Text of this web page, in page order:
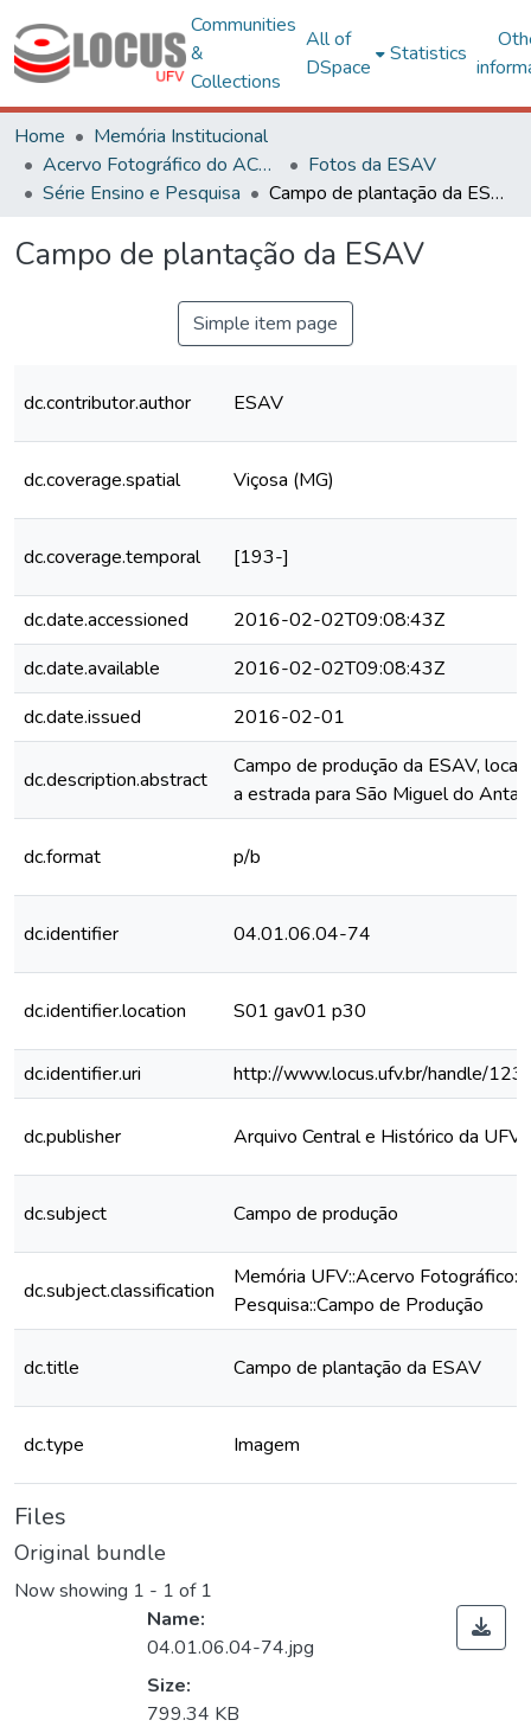
Communities
&
Collections
All of
DSpace
Statistics
Home
Memória Institucional
Acervo Fotográfico do ACH-UFV
Fotos da ESAV
Série Ensino e Pesquisa
Campo de plantação da ESAV
Campo de plantação da ESAV
Simple item page
dc.contributor.author ESAV
dc.coverage.spatial Viçosa (MG)
dc.coverage.temporal [193-]
dc.date.accessioned
2016-02-02T09:08:43Z
dc.date.available
2016-02-02T09:08:43Z
dc.date.issued
2016-02-01
dc.description.abstract
Campo de produção da ESAV,
a estrada para São Miguel do Anta.
dc.format p/b
dc.identifier 04.01.06.04-74
dc.identifier.location S01 gav01 p30
dc.identifier.uri http://www.locus.ufv.br/handle/
dc.publisher Arquivo Central e Histórico da UFV
dc.subject Campo de produção
dc.subject.classification
Memória UFV::Acervo
Pesquisa::Campo de Produção
dc.title Campo de plantação da ESAV
dc.type Imagem
Files
Original bundle
Now showing 1 - 1 of 1
Name:
04.01.06.04-74.jpg
Size:
799.34 KB